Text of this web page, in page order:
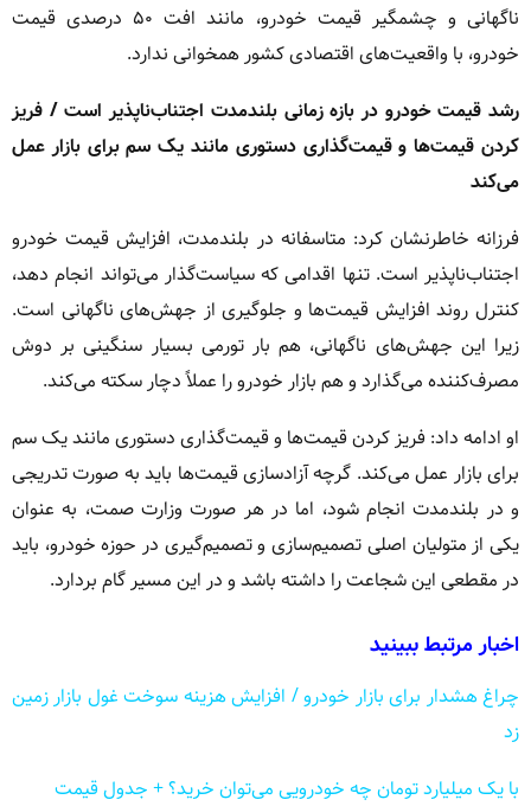
ناگهانی و چشمگیر قیمت خودرو، مانند افت ۵۰ درصدی قیمت
خودرو، با واقعیت‌های اقتصادی کشور همخوانی ندارد.
رشد قیمت خودرو در بازه زمانی بلندمدت اجتناب‌ناپذیر است / فریز
کردن قیمت‌ها و قیمت‌گذاری دستوری مانند یک سم برای بازار عمل
می‌کند
فرزانه خاطرنشان کرد: متاسفانه در بلندمدت، افزایش قیمت خودرو
اجتناب‌ناپذیر است. تنها اقدامی که سیاست‌گذار می‌تواند انجام دهد،
کنترل روند افزایش قیمت‌ها و جلوگیری از جهش‌های ناگهانی است.
زیرا این جهش‌های ناگهانی، هم بار تورمی بسیار سنگینی بر دوش
مصرف‌کننده می‌گذارد و هم بازار خودرو را عملاً دچار سکته می‌کند.
او ادامه داد: فریز کردن قیمت‌ها و قیمت‌گذاری دستوری مانند یک سم
برای بازار عمل می‌کند. گرچه آزادسازی قیمت‌ها باید به صورت تدریجی
و در بلندمدت انجام شود، اما در هر صورت وزارت صمت، به عنوان
یکی از متولیان اصلی تصمیم‌سازی و تصمیم‌گیری در حوزه خودرو، باید
در مقطعی این شجاعت را داشته باشد و در این مسیر گام بردارد.
اخبار مرتبط ببینید
چراغ هشدار برای بازار خودرو / افزایش هزینه سوخت غول بازار زمین
زد
با یک میلیارد تومان چه خودرویی می‌توان خرید؟ + جدول قیمت